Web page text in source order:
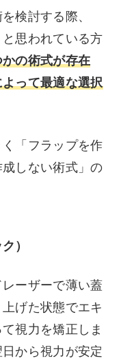
検討する際、
と思われている方
の術式が存在
って最適な選択
「フラップを作
しない術式」の
）
ーザーで薄い蓋
げた状態でエキ
視力を矯正しま
から視力が安定